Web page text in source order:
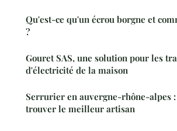
Qu'est-ce qu'un écrou borgne et
?
Gouret SAS, une solution pour les
d'électricité de la maison
Serrurier en auvergne-rhône-alpes
trouver le meilleur artisan